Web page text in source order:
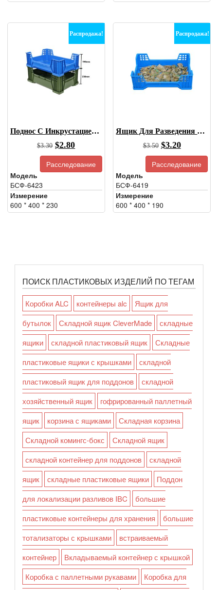
Распродажа!
Поднос С Инкрустацией В Виде Жука
$3.30 Первоначальная
цена
была:
$2.80Текущая
цена:
$2.80.
Расследование
Модель
БСФ-6423
Измерение
600 * 400 * 230
Распродажа!
Ящик Для Разведения Насекомых
$3.50
цена
была:
$3.20Текущая
цена:
$3.20.
Расследование
Модель
БСФ-6419
Измерение
600 * 400 * 190
ПОИСК ПЛАСТИКОВЫХ ИЗДЕЛИЙ ПО ТЕГАМ
Коробки ALC контейнеры alc
Ящик для
бутылок
Складной ящик CleverMade
складные
ящики
складной пластиковый ящик
Складные
пластиковые ящики с крышками
складной
пластиковый ящик для поддонов
складной
хозяйственный ящик
гофрированный паллетный
ящик
корзина с ящиками
Складная корзина
Складной комингс-бокс
Складной ящик
складной контейнер для поддонов
складной
ящик
складные пластиковые ящики
Поддон
для локализации разливов IBC
большие
пластиковые контейнеры для хранения
большие
тотализаторы с крышками
встраиваемый
контейнер
Вкладываемый контейнер с крышкой
Коробка с паллетными рукавами
Коробка для